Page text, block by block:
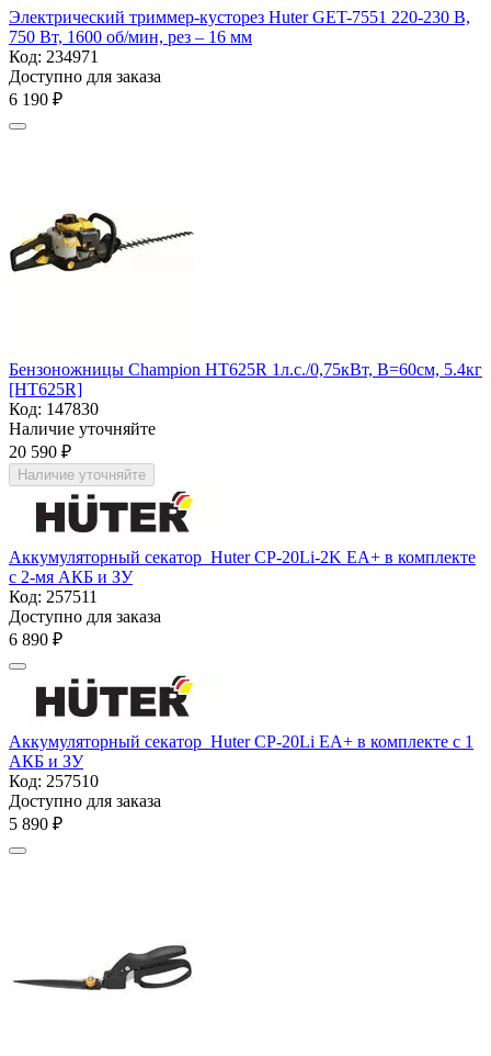
Электрический триммер-кусторез Huter GET-7551 220-230 В,
750 Вт, 1600 об/мин, рез – 16 мм
Код: 234971
Доступно для заказа
6 190 ₽
Бензоножницы Champion НТ625R 1л.с./0,75кВт, В=60см, 5.4кг
[НТ625R]
Код: 147830
Наличие уточняйте
20 590 ₽
Наличие уточняйте
Аккумуляторный секатор Huter CP-20Li-2K EA+ в комплекте
с 2-мя АКБ и ЗУ
Код: 257511
Доступно для заказа
6 890 ₽
Аккумуляторный секатор Huter CP-20Li EA+ в комплекте с 1
АКБ и ЗУ
Код: 257510
Доступно для заказа
5 890 ₽